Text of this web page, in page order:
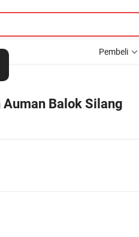
Pembeli
Auman Balok Silang